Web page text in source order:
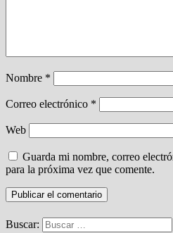
Nombre *
Correo electrónico *
Web
Guarda mi nombre, correo
para la próxima vez que comente.
Buscar: